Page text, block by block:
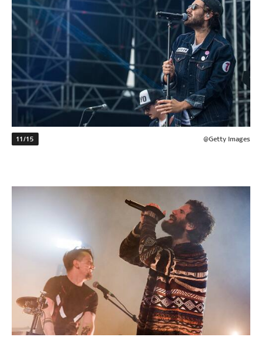
11/15 @Getty Images